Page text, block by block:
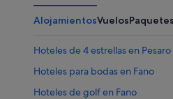
AlojamientosVuelosPaquetes
Hoteles de 4 estrellas en Pesaro
Hoteles para bodas en Fano
Hoteles de golf en Fano